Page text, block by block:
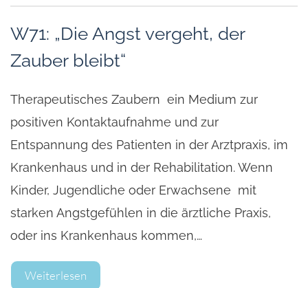
W71: „Die Angst vergeht, der
Zauber bleibt“
Therapeutisches Zaubern ein Medium zur
positiven Kontaktaufnahme und zur
Entspannung des Patienten in der Arztpraxis, im
Krankenhaus und in der Rehabilitation. Wenn
Kinder, Jugendliche oder Erwachsene mit
starken Angstgefühlen in die ärztliche Praxis,
oder ins Krankenhaus kommen,…
Weiterlesen